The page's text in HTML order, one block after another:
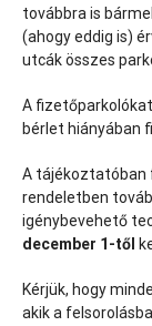
továbbra is
(ahogy eddig is)
utcák összes
A
bérlet hiányában
A tájékoztatóban
rendeletben
igénybevehető
december 1-től
Kérjük, hogy
akik a